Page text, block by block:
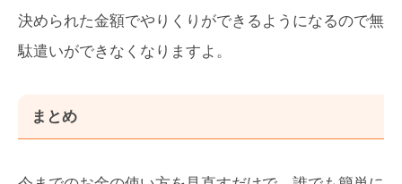
決められた金額でやりくりができるようになるので無
駄遣いができなくなりますよ。
まとめ